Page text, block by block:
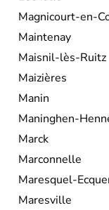
Magnicourt-en-
Maintenay
Maisnil-lès-Ruitz
Maizières
Manin
Maninghen-
Marck
Marconnelle
Maresquel-
Maresville